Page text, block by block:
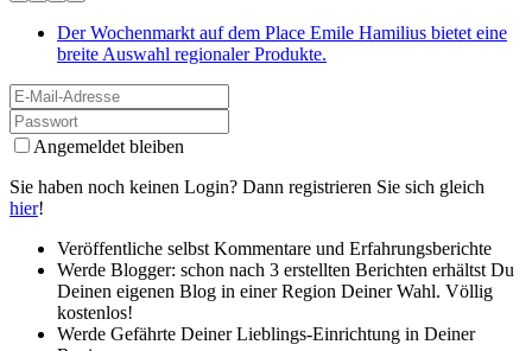
Der Wochenmarkt auf dem Place Emile Hamilius bietet eine
breite Auswahl regionaler Produkte.
Angemeldet bleiben
Sie haben noch keinen Login? Dann registrieren Sie sich gleich
hier!
Veröffentliche selbst Kommentare und Erfahrungsberichte
Werde Blogger: schon nach 3 erstellten Berichten erhältst Du
Deinen eigenen Blog in einer Region Deiner Wahl. Völlig
kostenlos!
Werde Gefährte Deiner Lieblings-Einrichtung in Deiner